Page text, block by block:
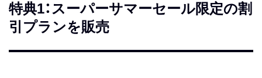
特典1：スーパーサマーセール限定の割
引プランを販売